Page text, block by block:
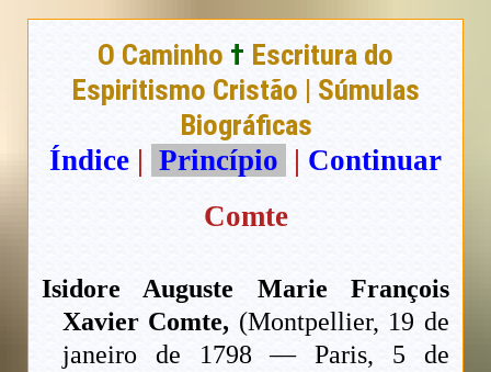
O Caminho † Escritura do
Espiritismo Cristão | Súmulas
Biográficas
Índice | Princípio | Continuar
Comte
Isidore Auguste Marie François
Xavier Comte, (Montpellier, 19 de
janeiro de 1798 — Paris, 5 de